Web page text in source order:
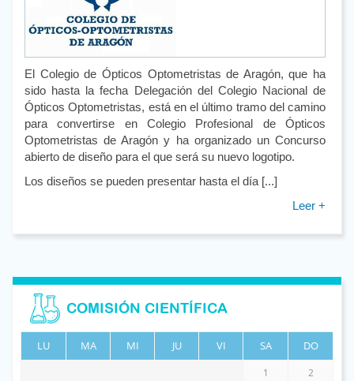
El Colegio de Ópticos Optometristas de Aragón, que ha
sido hasta la fecha Delegación del Colegio Nacional de
Ópticos Optometristas, está en el último tramo del camino
para convertirse en Colegio Profesional de Ópticos
Optometristas de Aragón y ha organizado un Concurso
abierto de diseño para el que será su nuevo logotipo.
Los diseños se pueden presentar hasta el día [...]
Leer +
COMISIÓN CIENTÍFICA